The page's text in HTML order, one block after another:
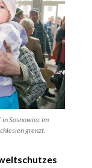
Sosnowiec im
grenzt.